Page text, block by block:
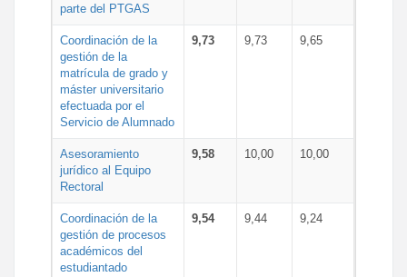
parte del PTGAS
Coordinación de la
gestión de la
matrícula de grado y
máster universitario
efectuada por el
Servicio de Alumnado
9,73 9,73 9,65
Asesoramiento
jurídico al Equipo
Rectoral
9,58 10,00 10,00
Coordinación de la
gestión de procesos
académicos del
estudiantado
9,54 9,44 9,24